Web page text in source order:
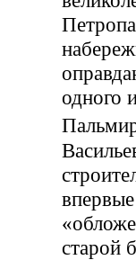
одного
старой